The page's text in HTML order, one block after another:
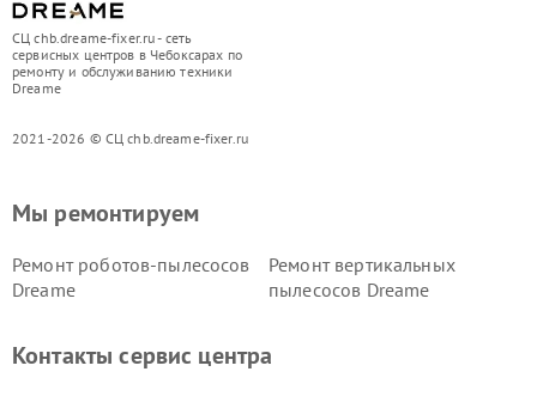
СЦ chb.dreame-fixer.ru - сеть
сервисных центров в Чебоксарах по
ремонту и обслуживанию техники
Dreame
2021-2026 © СЦ chb.dreame-fixer.ru
Мы ремонтируем
Ремонт роботов-пылесосов
Dreame
Ремонт вертикальных
пылесосов Dreame
Контакты сервис центра